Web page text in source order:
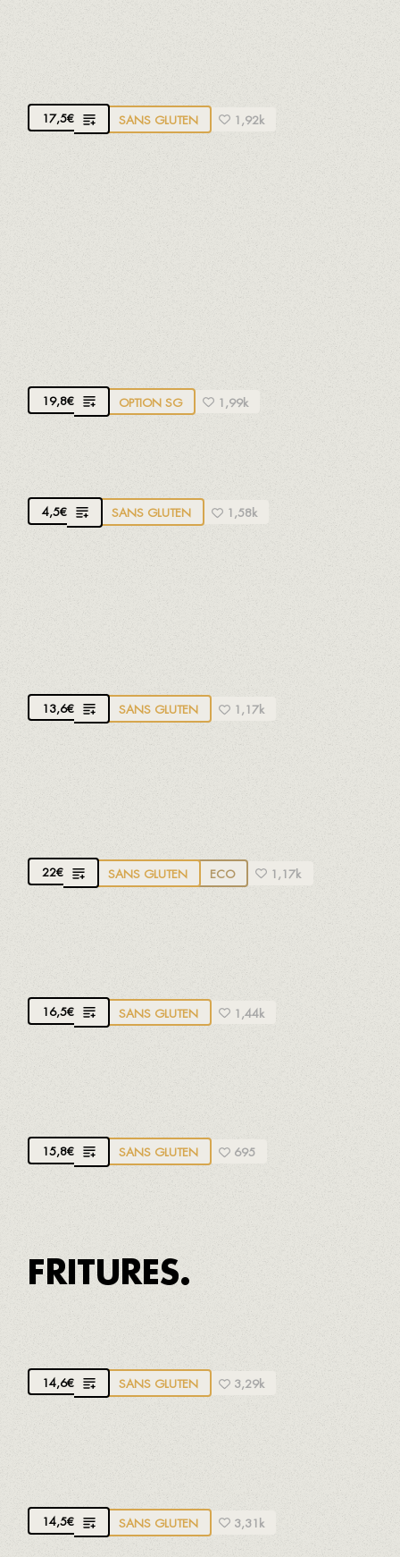
L'artichaut est récolté à son meilleur et nous en
faisons une conserve naturelle dans de l'huile
d'olive extra vierge
17,5€ SANS GLUTEN 1,92k
avec du soja biologique du Delta de l'Ebre et de la
amandes, tomates, ñora (poivron rouge séché),
19,8€ OPTION SG 1,99k
4,5€ SANS GLUTEN 1,58k
Anchois artisanal de Vinaròs nettoyé à la main,
13,6€ SANS GLUTEN 1,17k
JAMBON 100% IBÉRIQUE NOURRI AU
100% Naturel, sans additifs ni conservateurs
22€ SANS GLUTEN ECO 1,17k
Recette familiale traditionnelle
16,5€ SANS GLUTEN 1,44k
15,8€ SANS GLUTEN 695
FRITURES.
14,6€ SANS GLUTEN 3,29k
Poisson gras de Tarragone
14,5€ SANS GLUTEN 3,31k